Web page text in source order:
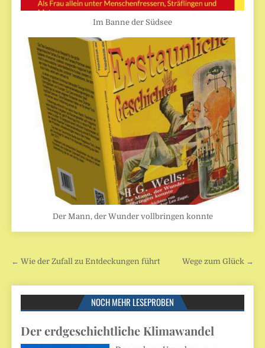
Im Banne der Südsee
Der Mann, der Wunder vollbringen konnte
Beitragsnavigation
← Wie der Zufall zu Entdeckungen führt Wege zum Glück →
NOCH MEHR LESEPROBEN
Der erdgeschichtliche Klimawandel